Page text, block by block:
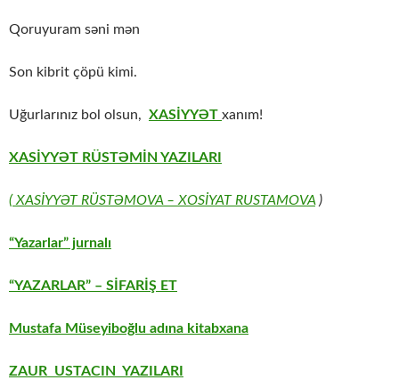
Qoruyuram səni mən
Son kibrit çöpü kimi.
Uğurlarınız bol olsun, XASİYYƏT xanım!
XASİYYƏT RÜSTƏMİN YAZILARI
( XASİYYƏT RÜSTƏMOVA– XOSİYAT RUSTAMOVA)
“Yazarlar” jurnalı
“YAZARLAR” – SİFARİŞ ET
Mustafa Müseyiboğlu adına kitabxana
ZAUR USTACIN YAZILARI